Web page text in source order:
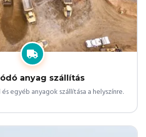
anyag szállítás
egyéb anyagok szállítása a helyszínre.